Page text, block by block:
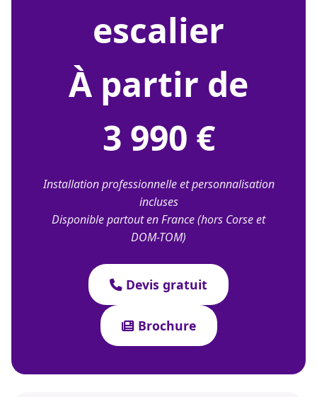
escalier
À partir de
3 990 €
Installation professionnelle et personnalisation
incluses
Disponible partout en France (hors Corse et
DOM-TOM)
Devis gratuit
Brochure